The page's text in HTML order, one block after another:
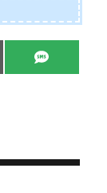
Share
on
S
M